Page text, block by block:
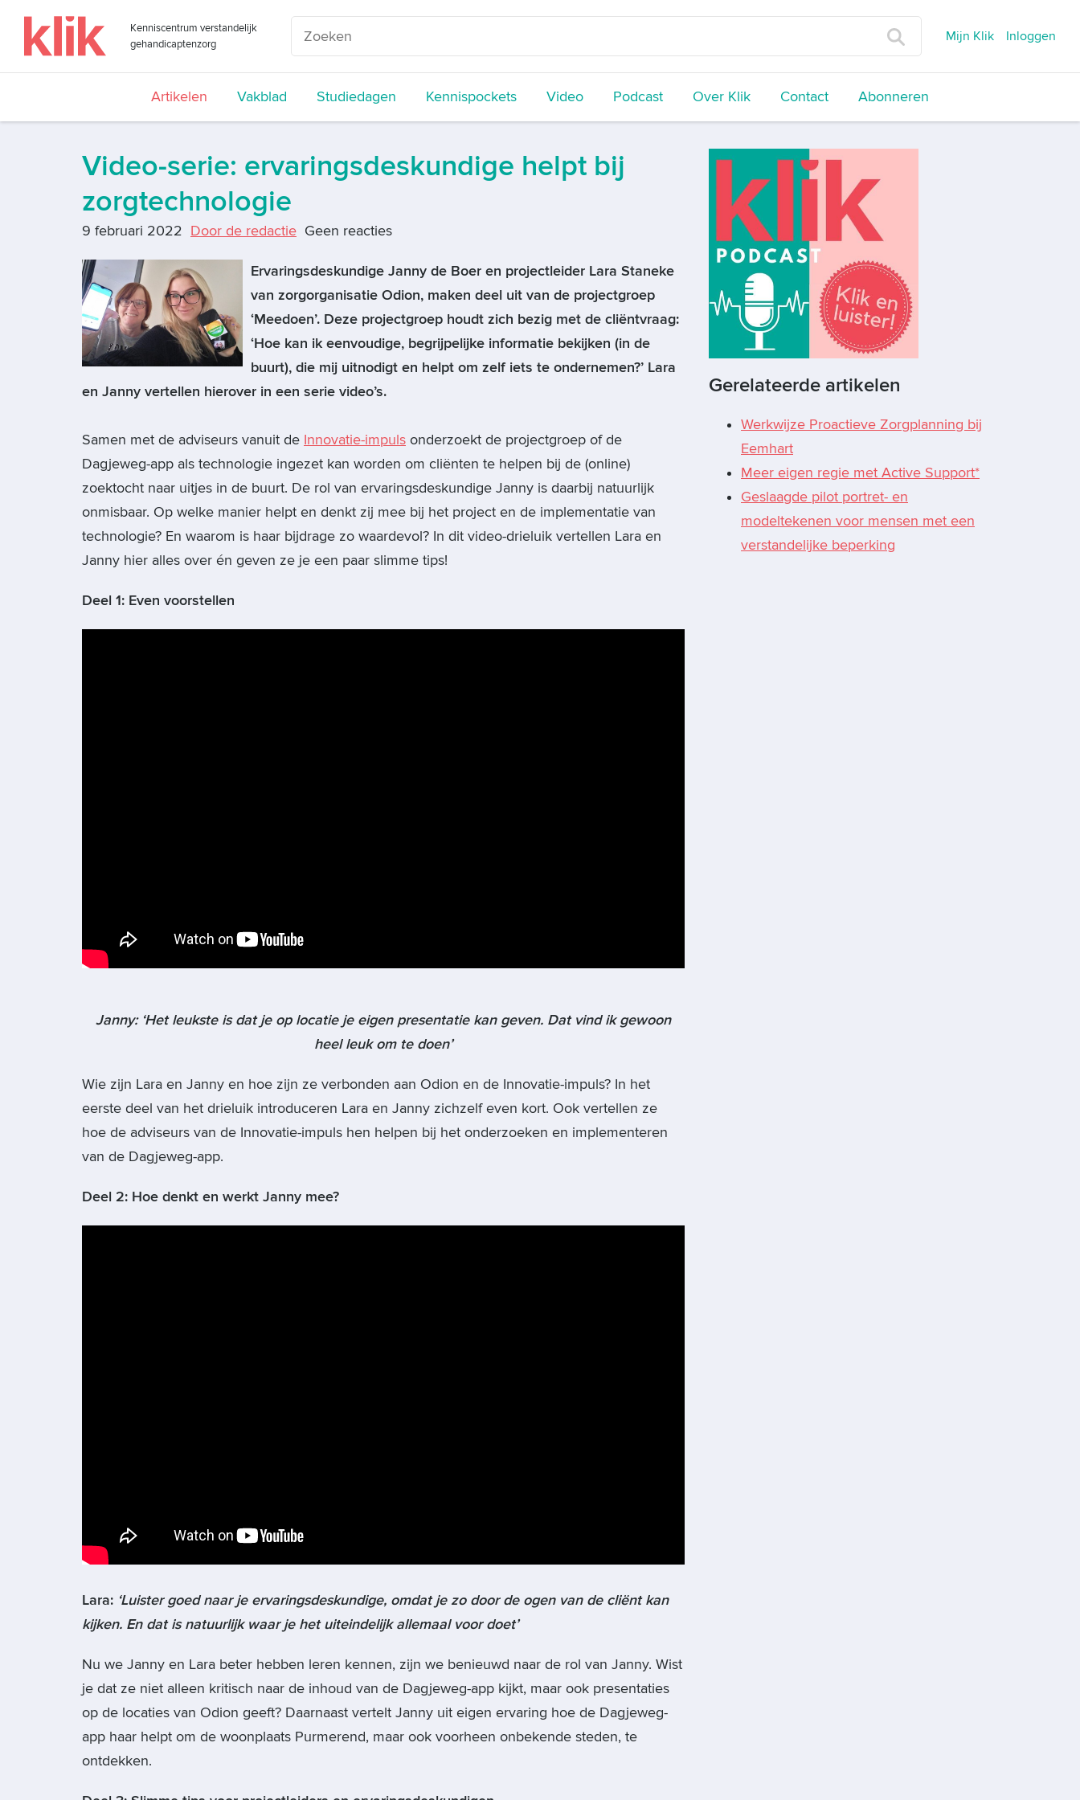
Kenniscentrum verstandelijk
gehandicaptenzorg
Mijn Klik Inloggen
Artikelen Vakblad Studiedagen Kennispockets Video Podcast Over Klik Contact Abonneren
Video-serie: ervaringsdeskundige helpt bij
zorgtechnologie
9 februari 2022 Door de redactie Geen reacties
Ervaringsdeskundige Janny de Boer en projectleider Lara Staneke
van zorgorganisatie Odion, maken deel uit van de projectgroep
‘Meedoen’. Deze projectgroep houdt zich bezig met de cliëntvraag:
‘Hoe kan ik eenvoudige, begrijpelijke informatie bekijken (in de
buurt), die mij uitnodigt en helpt om zelf iets te ondernemen?’ Lara
en Janny vertellen hierover in een serie video’s.
Samen met de adviseurs vanuit de Innovatie-impuls onderzoekt de projectgroep of de
Dagjeweg-app als technologie ingezet kan worden om cliënten te helpen bij de (online)
zoektocht naar uitjes in de buurt. De rol van ervaringsdeskundige Janny is daarbij natuurlijk
onmisbaar. Op welke manier helpt en denkt zij mee bij het project en de implementatie van
technologie? En waarom is haar bijdrage zo waardevol? In dit video-drieluik vertellen Lara en
Janny hier alles over én geven ze je een paar slimme tips!
Deel 1: Even voorstellen
Janny: ‘Het leukste is dat je op locatie je eigen presentatie kan geven. Dat vind ik gewoon
heel leuk om te doen’
Wie zijn Lara en Janny en hoe zijn ze verbonden aan Odion en de Innovatie-impuls? In het
eerste deel van het drieluik introduceren Lara en Janny zichzelf even kort. Ook vertellen ze
hoe de adviseurs van de Innovatie-impuls hen helpen bij het onderzoeken en implementeren
van de Dagjeweg-app.
Deel 2: Hoe denkt en werkt Janny mee?
Lara: ‘Luister goed naar je ervaringsdeskundige, omdat je zo door de ogen van de cliënt kan
kijken. En dat is natuurlijk waar je het uiteindelijk allemaal voor doet’
Nu we Janny en Lara beter hebben leren kennen, zijn we benieuwd naar de rol van Janny. Wist
je dat ze niet alleen kritisch naar de inhoud van de Dagjeweg-app kijkt, maar ook presentaties
op de locaties van Odion geeft? Daarnaast vertelt Janny uit eigen ervaring hoe de Dagjeweg-
app haar helpt om de woonplaats Purmerend, maar ook voorheen onbekende steden, te
ontdekken.
Gerelateerde artikelen
Werkwijze Proactieve Zorgplanning bij
Eemhart
Meer eigen regie met Active Support*
Geslaagde pilot portret- en
modeltekenen voor mensen met een
verstandelijke beperking